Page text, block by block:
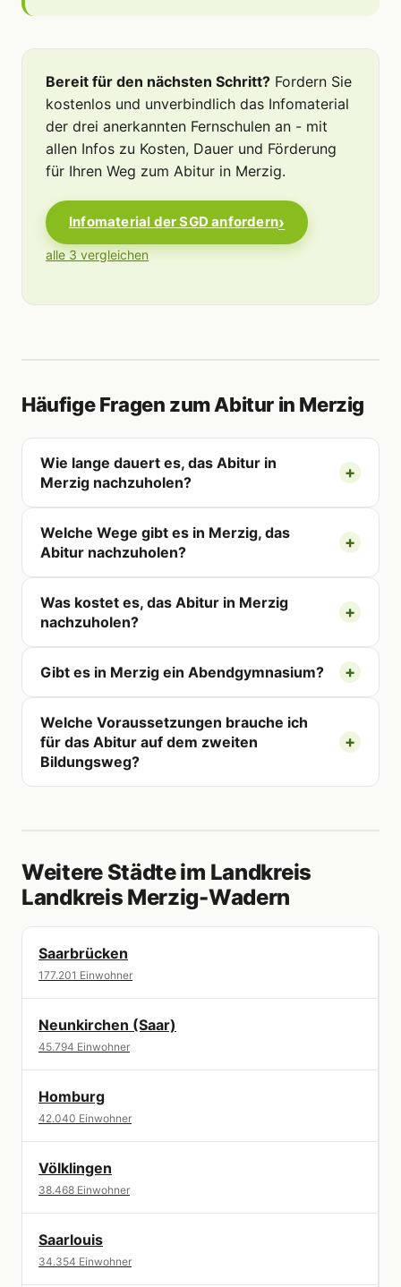
Bereit für den nächsten Schritt? Fordern Sie
kostenlos und unverbindlich das Infomaterial
der drei anerkannten Fernschulen an - mit
allen Infos zu Kosten, Dauer und Förderung
für Ihren Weg zum Abitur in Merzig.
Infomaterial der SGD anfordern
alle 3 vergleichen
Häufige Fragen zum Abitur in Merzig
Wie lange dauert es, das Abitur in
Merzig nachzuholen?
Welche Wege gibt es in Merzig, das
Abitur nachzuholen?
Was kostet es, das Abitur in Merzig
nachzuholen?
Gibt es in Merzig ein Abendgymnasium?
Welche Voraussetzungen brauche ich
für das Abitur auf dem zweiten
Bildungsweg?
Weitere Städte im Landkreis
Landkreis Merzig-Wadern
Saarbrücken
177.201 Einwohner
Neunkirchen (Saar)
45.794 Einwohner
Homburg
42.040 Einwohner
Völklingen
38.468 Einwohner
Saarlouis
34.354 Einwohner